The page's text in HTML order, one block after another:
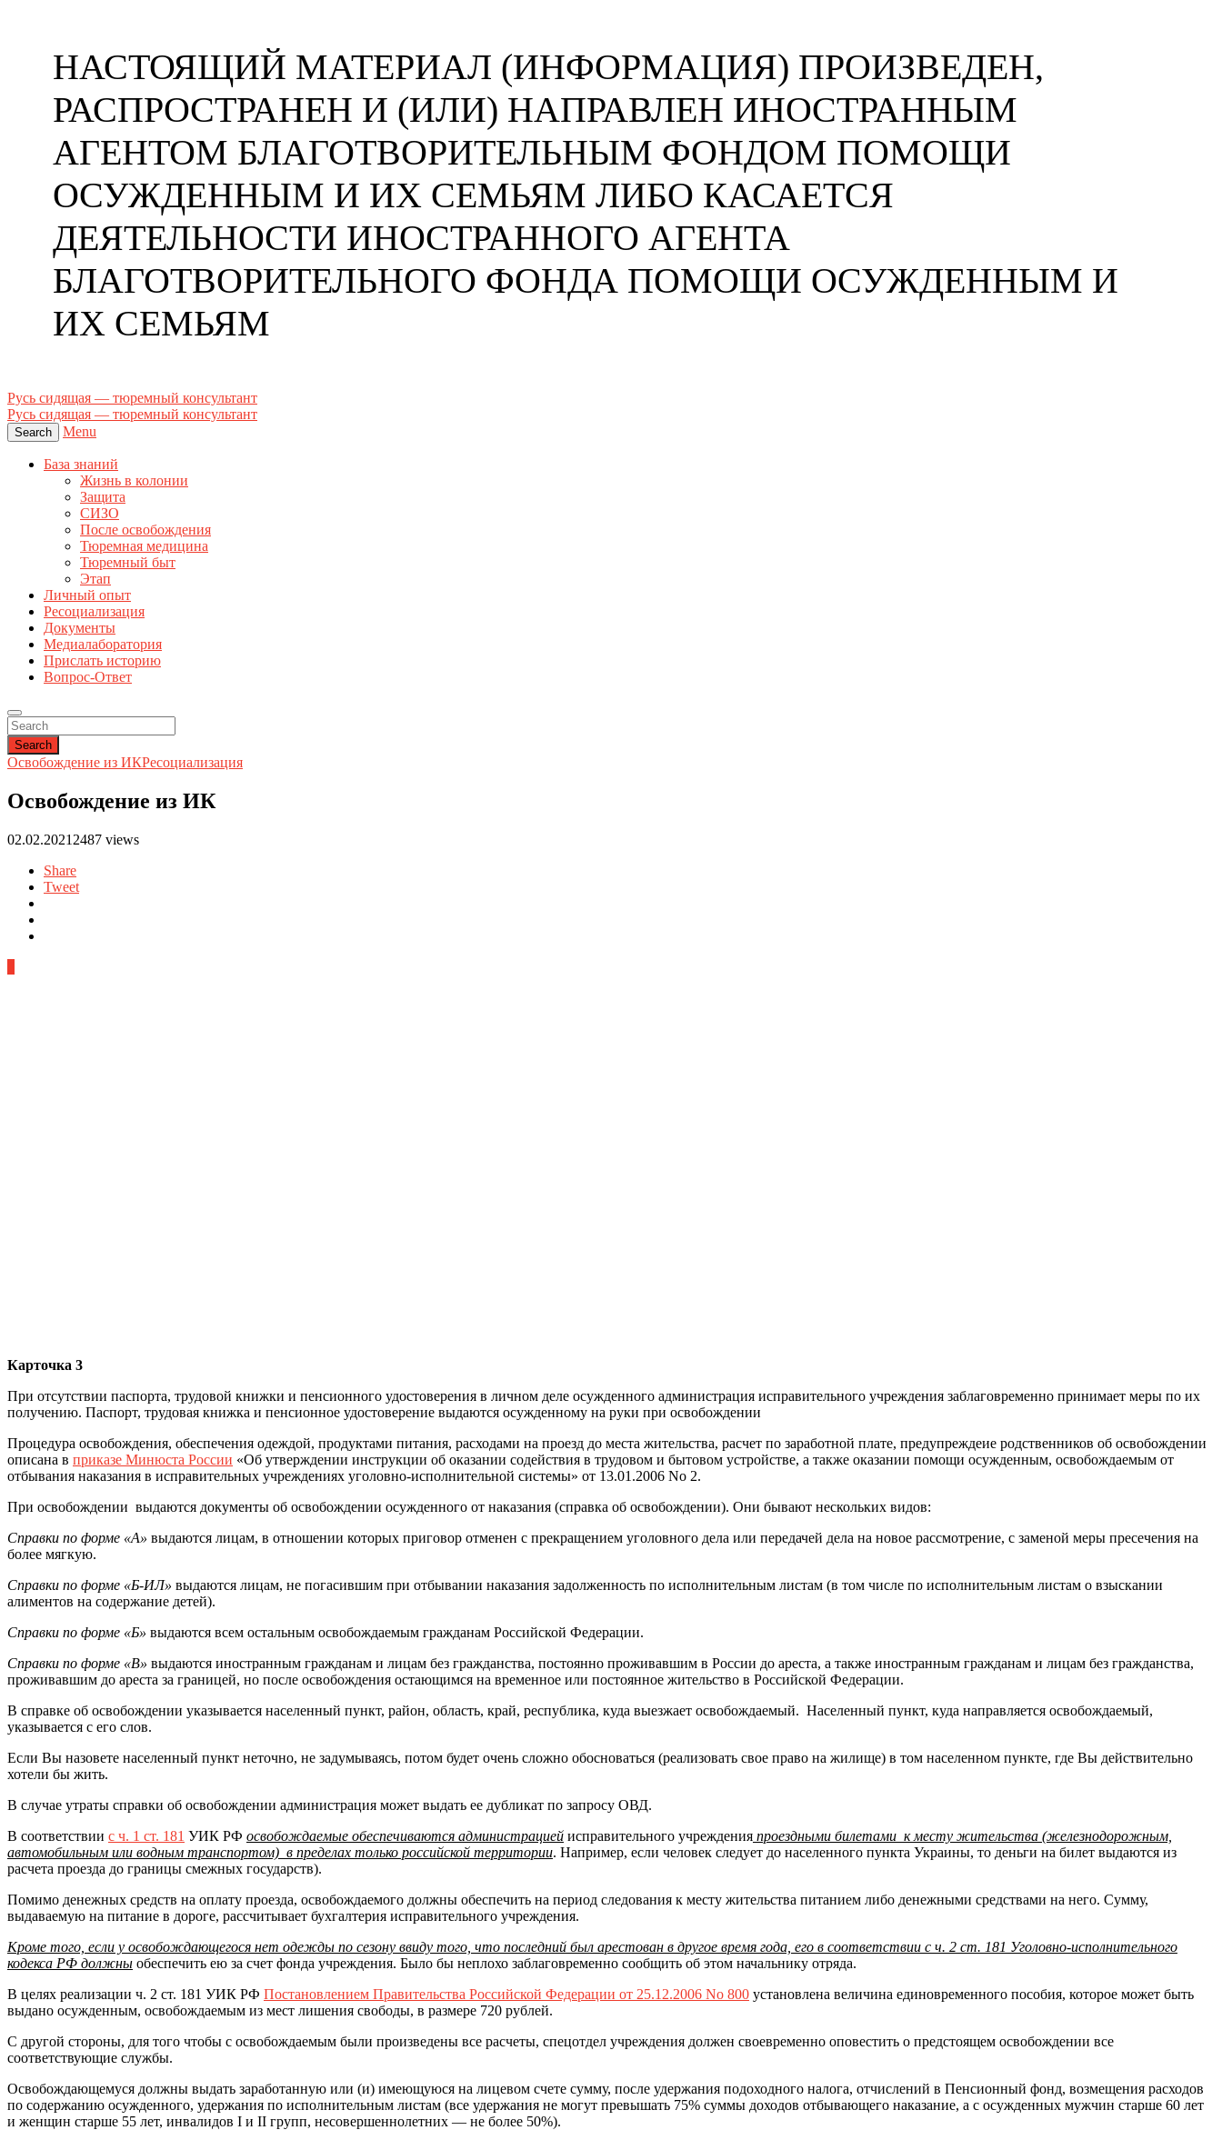
НАСТОЯЩИЙ МАТЕРИАЛ (ИНФОРМАЦИЯ) ПРОИЗВЕДЕН,
РАСПРОСТРАНЕН И (ИЛИ) НАПРАВЛЕН ИНОСТРАННЫМ
АГЕНТОМ БЛАГОТВОРИТЕЛЬНЫМ ФОНДОМ ПОМОЩИ
ОСУЖДЕННЫМ И ИХ СЕМЬЯМ ЛИБО КАСАЕТСЯ
ДЕЯТЕЛЬНОСТИ ИНОСТРАННОГО АГЕНТА
БЛАГОТВОРИТЕЛЬНОГО ФОНДА ПОМОЩИ ОСУЖДЕННЫМ И
ИХ СЕМЬЯМ
Русь сидящая — тюремный консультант
Русь сидящая — тюремный консультант
Search Menu
База знаний
Жизнь в колонии
Защита
СИЗО
После освобождения
Тюремная медицина
Тюремный быт
Этап
Личный опыт
Ресоциализация
Документы
Медиалаборатория
Прислать историю
Вопрос-Ответ
Search
Освобождение из ИКРесоциализация
Освобождение из ИК
02.02.2021 2487 views
Share
Tweet
Карточка 3
При отсутствии паспорта, трудовой книжки и пенсионного удостоверения в личном деле осужденного администрация исправительного учреждения заблаговременно принимает меры по их
получению. Паспорт, трудовая книжка и пенсионное удостоверение выдаются осужденному на руки при освобождении
Процедура освобождения, обеспечения одеждой, продуктами питания, расходами на проезд до места жительства, расчет по заработной плате, предупреждеие родственников об освобождении
описана в приказе Минюста России «Об утверждении инструкции об оказании содействия в трудовом и бытовом устройстве, а также оказании помощи осужденным, освобождаемым от
отбывания наказания в исправительных учреждениях уголовно-исполнительной системы» от 13.01.2006 No 2.
При освобождении выдаются документы об освобождении осужденного от наказания (справка об освобождении). Они бывают нескольких видов:
Справки по форме «А» выдаются лицам, в отношении которых приговор отменен с прекращением уголовного дела или передачей дела на новое рассмотрение, с заменой меры пресечения на
более мягкую.
Справки по форме «Б-ИЛ» выдаются лицам, не погасившим при отбывании наказания задолженность по исполнительным листам (в том числе по исполнительным листам о взыскании
алиментов на содержание детей).
Справки по форме «Б» выдаются всем остальным освобождаемым гражданам Российской Федерации.
Справки по форме «В» выдаются иностранным гражданам и лицам без гражданства, постоянно проживавшим в России до ареста, а также иностранным гражданам и лицам без гражданства,
проживавшим до ареста за границей, но после освобождения остающимся на временное или постоянное жительство в Российской Федерации.
В справке об освобождении указывается населенный пункт, район, область, край, республика, куда выезжает освобождаемый. Населенный пункт, куда направляется освобождаемый,
указывается с его слов.
Если Вы назовете населенный пункт неточно, не задумываясь, потом будет очень сложно обосноваться (реализовать свое право на жилище) в том населенном пункте, где Вы действительно
хотели бы жить.
В случае утраты справки об освобождении администрация может выдать ее дубликат по запросу ОВД.
В соответствии с ч. 1 ст. 181 УИК РФ освобождаемые обеспечиваются администрацией исправительного учреждения проездными билетами к месту жительства (железнодорожным,
автомобильным или водным транспортом) в пределах только российской территории. Например, если человек следует до населенного пункта Украины, то деньги на билет выдаются из
расчета проезда до границы смежных государств).
Помимо денежных средств на оплату проезда, освобождаемого должны обеспечить на период следования к месту жительства питанием либо денежными средствами на него. Сумму,
выдаваемую на питание в дороге, рассчитывает бухгалтерия исправительного учреждения.
Кроме того, если у освобождающегося нет одежды по сезону ввиду того, что последний был арестован в другое время года, его в соответствии с ч. 2 ст. 181 Уголовно-исполнительного
кодекса РФ должны обеспечить ею за счет фонда учреждения. Было бы неплохо заблаговременно сообщить об этом начальнику отряда.
В целях реализации ч. 2 ст. 181 УИК РФ Постановлением Правительства Российской Федерации от 25.12.2006 No 800 установлена величина единовременного пособия, которое может быть
выдано осужденным, освобождаемым из мест лишения свободы, в размере 720 рублей.
С другой стороны, для того чтобы с освобождаемым были произведены все расчеты, спецотдел учреждения должен своевременно оповестить о предстоящем освобождении все
соответствующие службы.
Освобождающемуся должны выдать заработанную или (и) имеющуюся на лицевом счете сумму, после удержания подоходного налога, отчислений в Пенсионный фонд, возмещения расходов
по содержанию осужденного, удержания по исполнительным листам (все удержания не могут превышать 75% суммы доходов отбывающего наказание, а с осужденных мужчин старше 60 лет
и женщин старше 55 лет, инвалидов I и II групп, несовершеннолетних — не более 50%).